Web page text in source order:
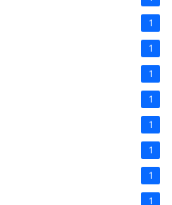
1
1
1
1
1
1
1
1